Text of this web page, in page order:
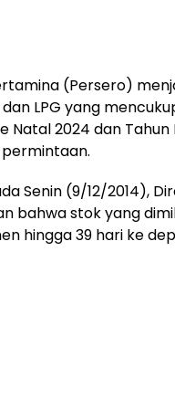
(Persero)
LPG yang
2024 dan Tahun
Senin (9/12/2014),
bahwa stok yang
hingga 39 hari ke